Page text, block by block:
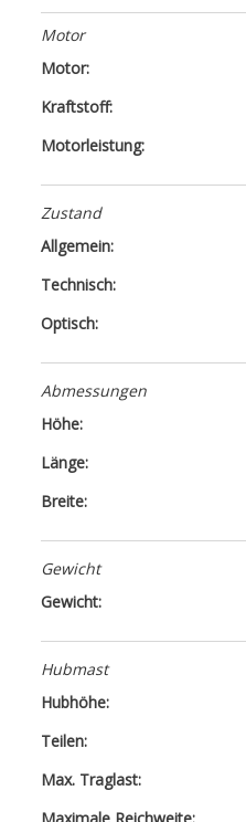
Motor
Motor:
Kraftstoff:
Motorleistung:
Zustand
Allgemein:
Technisch:
Optisch:
Abmessungen
Höhe:
Länge:
Breite:
Gewicht
Gewicht:
Hubmast
Hubhöhe:
Teilen:
Max. Traglast: